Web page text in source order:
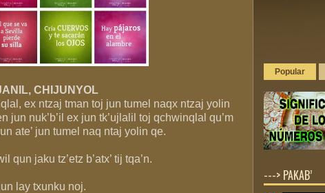
CHIJUNYOL
ex ntzaj tman toj jun tumel naqx ntzaj yolin
jun nuk’b’il ex jun tk’ujlalil toj qchwinqlal qu’m
ate’ jun tumel naq ntaj yolin qe.
qun jaku tz’etz b’atx’ tij tqa’n.
lay txunku noj.
Popular
---> PAKAB’